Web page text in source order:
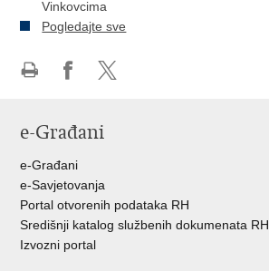
Vinkovcima
Pogledajte sve
FacebookuTwitteru
e-Građani
e-Građani
e-Savjetovanja
Portal otvorenih podataka RH
Središnji katalog službenih dokumenata RH
Izvozni portal